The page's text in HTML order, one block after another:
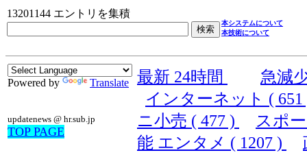
13201144 エントリを集積
本システムについて
本技術について
Powered by Translate
updatenews @ hr.sub.jp
TOP PAGE
最新 24時間
急減
インターネット (
ニ小売 ( 477 )
スポ
能 エンタメ ( 1207 )